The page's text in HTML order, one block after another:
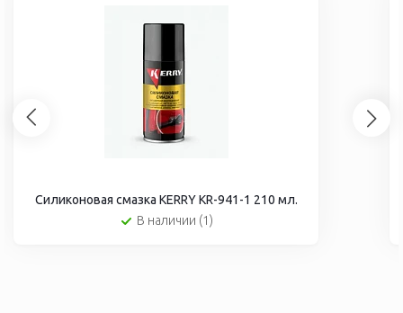
Силиконовая смазка KERRY KR-941-1 210 мл.
В наличии (1)